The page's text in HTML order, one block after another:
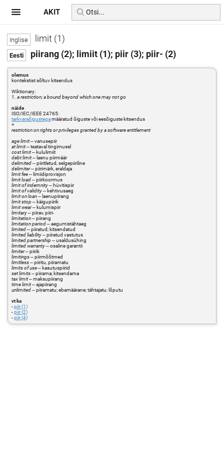
limit (1)
piirang (2); limiit (1); piir (3); piir- (2)
olemus
kontekstist sõltuv kitsendus
Wiktionary:
1. a restriction; a bound beyond which one may not go
näide
ISO/IEC/IEEE 24765:
tarkvaraõigustegamääratud õiguste või eesõiguste kitsendus
=
restriction on rights or privileges granted by a software entitlement
age limit-- vanusepiir
at limit-- teataval tingimusel
cost limit-- kululimiit
debt limit-- laenu piirmäär
delimited-- piiritletud, selgepiiriline
delimiter-- piirimärk, eraldaja
limit fee-- limiidiprovisjon
limit load-- piirkoormus
limit of indemnity-- hüvitispiir
limit of validity-- kehtivusaeg
limit on loan-- laenupiirang
limit stop -- käigupiirik
limit wear-- kulumispiir
limitary-- piirav, piiri-
limitation-- piirang
limitation period-- aegumistähtaeg
limited-- piiratud; kitsendatud
limited liability-- piiratud vastutus
limited partnership -- usaldusühing
limited warranty-- osaline garantii
limiter-- piirik
limitings-- piirmõõtmed
limitless-- piiritu, piiramatu
limits of use-- kasutuspiirid
set limits-- piirama; kitsendama
tax limit-- maksupiirang
time limit-- ajapiirang
unlimited-- piiramatu; ebamäärane; tähtajatu; lõputu
vt ka
-piir (1)
-piir (2)
-piir (4)
AKIT